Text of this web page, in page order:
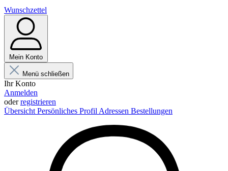
Wunschzettel
Mein Konto
Menü schließen
Ihr Konto
Anmelden
oderregistrieren
Übersicht Persönliches Profil Adressen Bestellungen